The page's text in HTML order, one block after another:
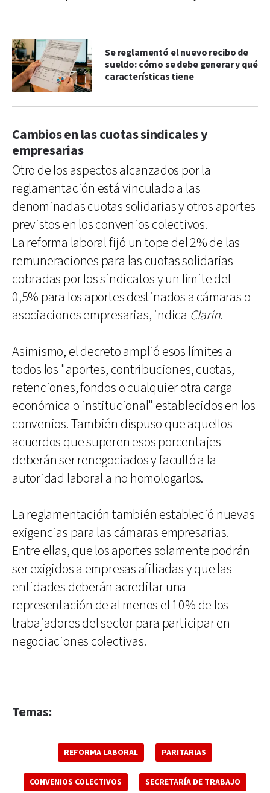
Se reglamentó el nuevo recibo de
sueldo: cómo se debe generar y qué
características tiene
Cambios en las cuotas sindicales y
empresarias
Otro de los aspectos alcanzados por la
reglamentación está vinculado a las
denominadas cuotas solidarias y otros aportes
previstos en los convenios colectivos.
La reforma laboral fijó un tope del 2% de las
remuneraciones para las cuotas solidarias
cobradas por los sindicatos y un límite del
0,5% para los aportes destinados a cámaras o
asociaciones empresarias, indica Clarín.
Asimismo, el decreto amplió esos límites a
todos los "aportes, contribuciones, cuotas,
retenciones, fondos o cualquier otra carga
económica o institucional" establecidos en los
convenios. También dispuso que aquellos
acuerdos que superen esos porcentajes
deberán ser renegociados y facultó a la
autoridad laboral a no homologarlos.
La reglamentación también estableció nuevas
exigencias para las cámaras empresarias.
Entre ellas, que los aportes solamente podrán
ser exigidos a empresas afiliadas y que las
entidades deberán acreditar una
representación de al menos el 10% de los
trabajadores del sector para participar en
negociaciones colectivas.
Temas:
REFORMA LABORAL PARITARIAS
CONVENIOS COLECTIVOS SECRETARÍA DE TRABAJO